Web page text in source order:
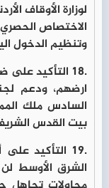
لوزارة الأوقاف
الاختصاص الحصري
وتنظيم الدخول
.18 التأكيد
ارضهم، ودعم
السادس ملك
بيت القدس
.19 التأكيد
الشرق الأوسط